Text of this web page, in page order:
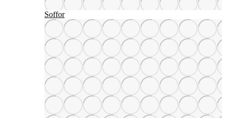
Soffor